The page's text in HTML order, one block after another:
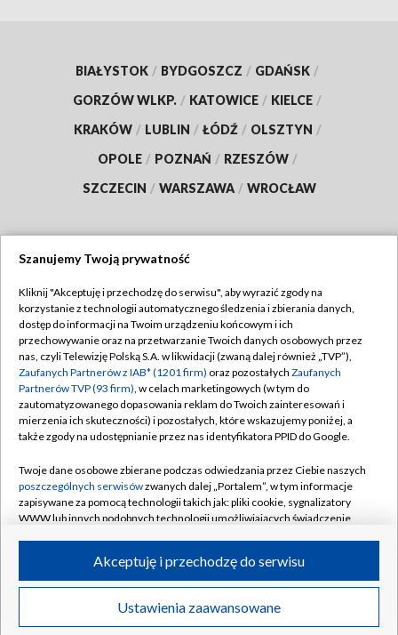
BIAŁYSTOK / BYDGOSZCZ / GDAŃSK /
GORZÓW WLKP. / KATOWICE / KIELCE /
KRAKÓW / LUBLIN / ŁÓDŹ / OLSZTYN /
OPOLE / POZNAŃ / RZESZÓW /
SZCZECIN / WARSZAWA / WROCŁAW
TVP
Abonament TVP
Emisja w TVP
Centrum informacji TVP
Naziemna Telewizja Cyfrowa
Rada Programowa
System NOS
Informacje o nadawcy
Program dla prasy
Ogłoszenie przetargowe
Regulamin TVP
Polityka prywatności
Moje zgody
Pomoc
Kontakt
Kanały
©2026 Telewizja Polska S.A. w likwidacji
Szanujemy Twoją prywatność
Kliknij "Akceptuję i przechodzę do serwisu", aby wyrazić zgody na
korzystanie z technologii automatycznego śledzenia i zbierania danych,
dostęp do informacji na Twoim urządzeniu końcowym i ich
przechowywanie oraz na przetwarzanie Twoich danych osobowych przez
nas, czyli Telewizję Polską S.A. w likwidacji (zwaną dalej również „TVP”),
Zaufanych Partnerów z IAB* (1201 firm) oraz pozostałych Zaufanych
Partnerów TVP (93 firm), w celach marketingowych (w tym do
zautomatyzowanego dopasowania reklam do Twoich zainteresowań i
mierzenia ich skuteczności) i pozostałych, które wskazujemy poniżej, a
także zgody na udostępnianie przez nas identyfikatora PPID do Google.
Twoje dane osobowe zbierane podczas odwiedzania przez Ciebie naszych
poszczególnych serwisówzwanych dalej „Portalem”, w tym informacje
zapisywane za pomocą technologii takich jak: pliki cookie, sygnalizatory
WWW lub innych podobnych technologii umożliwiających świadczenie
ruchu w Internecie.
Twoje dane osobowe zbierane podczas odwiedzania przez Ciebie
poszczególnych serwisówna Portalu, takie jak adresy IP, identyfikatory
Ustawienia zaawansowane
Akceptuję i przechodzę do serwisu